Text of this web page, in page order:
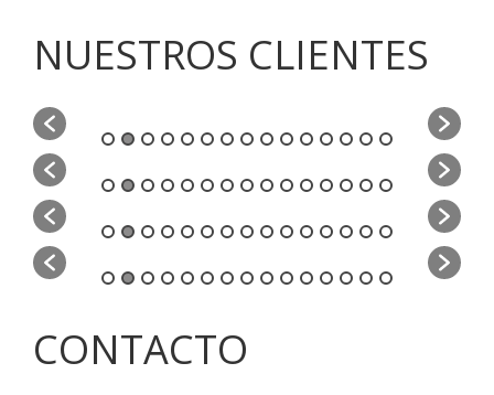
NUESTROS CLIENTES
CONTACTO